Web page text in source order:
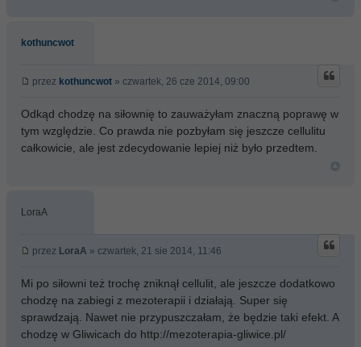
kothuncwot
przez kothuncwot » czwartek, 26 cze 2014, 09:00
Odkąd chodzę na siłownię to zauważyłam znaczną poprawę w
tym względzie. Co prawda nie pozbyłam się jeszcze cellulitu
całkowicie, ale jest zdecydowanie lepiej niż było przedtem.
LoraA
przez LoraA » czwartek, 21 sie 2014, 11:46
Mi po siłowni też trochę zniknął cellulit, ale jeszcze dodatkowo
chodzę na zabiegi z mezoterapii i działają. Super się
sprawdzają. Nawet nie przypuszczałam, że będzie taki efekt. A
chodzę w Gliwicach do http://mezoterapia-gliwice.pl/